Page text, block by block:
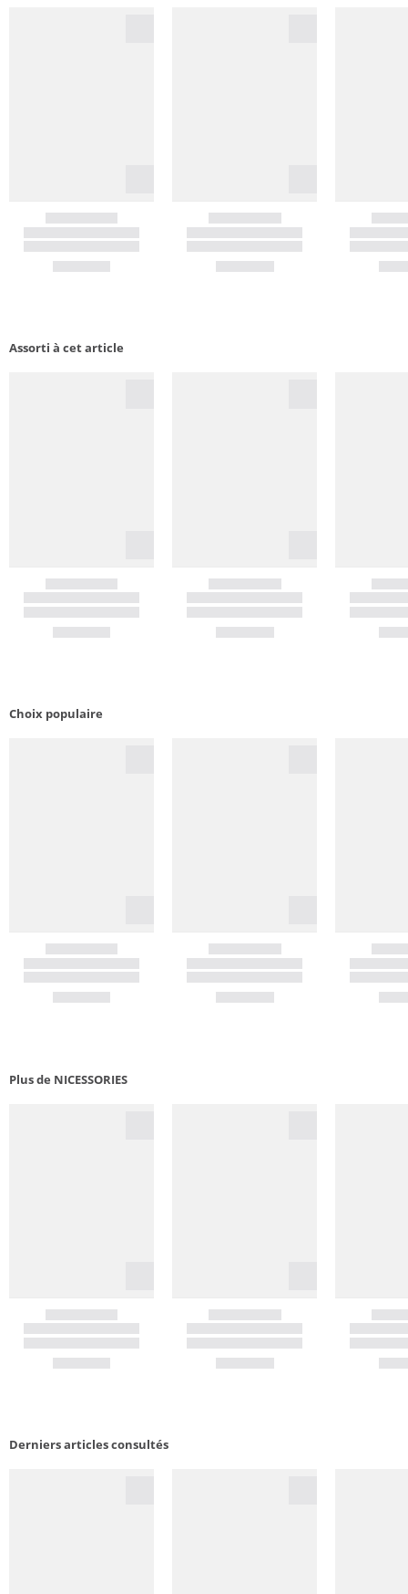
Assorti à cet article
Choix populaire
Plus de NICESSORIES
Derniers articles consultés